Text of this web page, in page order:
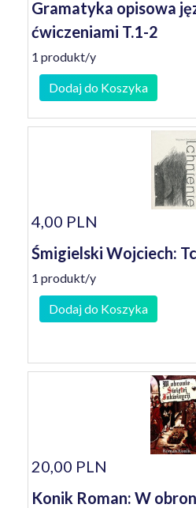
Gramatyka opisowa
ćwiczeniami T.1-2
1 produkt/y
Dodaj do Koszyka
4,00 PLN
Śmigielski Wojciech:
1 produkt/y
Dodaj do Koszyka
20,00 PLN
Konik Roman: W